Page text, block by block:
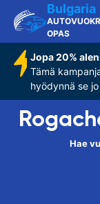
Bulgaria
OPAS
Jopa 20%
Tämä
hyödynnä se
Hae